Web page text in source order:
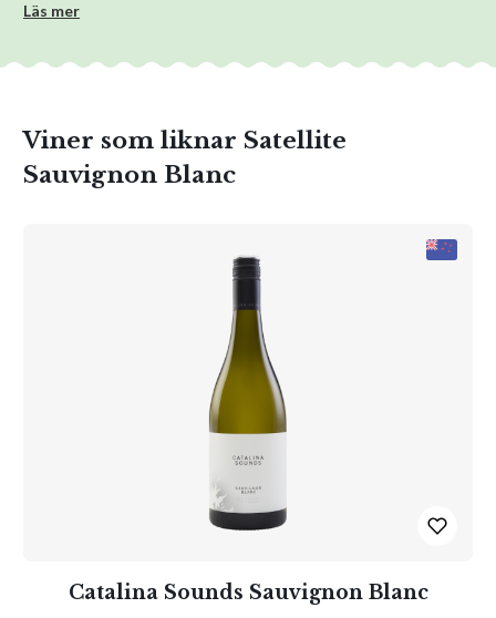
Läs mer
Viner som liknar Satellite
Sauvignon Blanc
Catalina Sounds Sauvignon Blanc